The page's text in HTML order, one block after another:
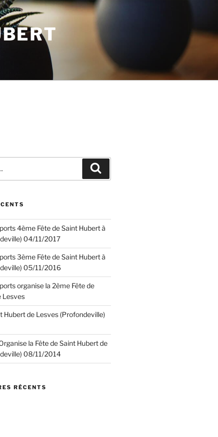
4ème Fête de Saint Hubert à
04/11/2017
3ème Fête de Saint Hubert à
05/11/2016
organise la 2ème Fête de
Lesves
Hubert de Lesves (Profondeville)
Organise la Fête de Saint Hubert de
08/11/2014
RÉCENTS